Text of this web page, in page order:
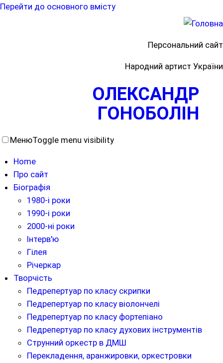
Перейти до основного вмісту
Персональний сайт
Народний артист України
ОЛЕКСАНДР
ГОНОБОЛІН
МенюToggle menu visibility
Home
Про сайт
Біографія
1980-і роки
1990-і роки
2000-ні роки
Інтерв'ю
Гілея
Річеркар
Творчість
Педрепертуар по класу скрипки
Педрепертуар по класу віолончелі
Педрепертуар по класу фортепіано
Педрепертуар по класу духових інструментів
Струнний оркестр в ДМШ
Перекладення, аранжировки, оркестровки